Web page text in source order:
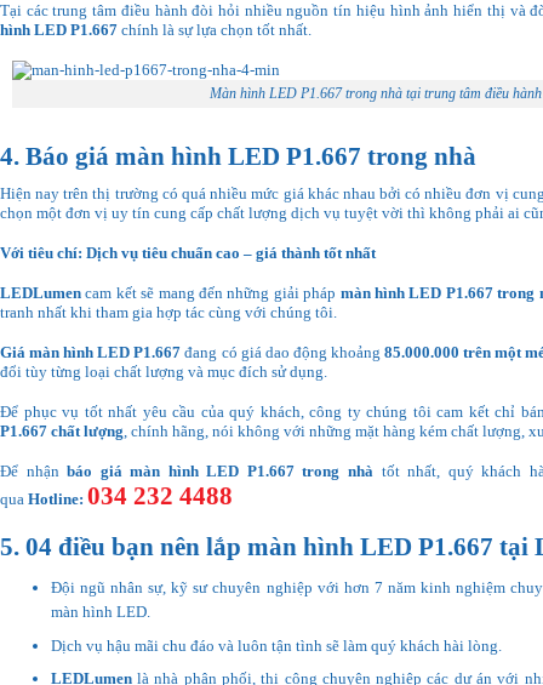
Tại các trung tâm điều hành đòi hỏi nhiều nguồn tín hiệu hình ảnh hiển thị và
hình LED P1.667 chính là sự lựa chọn tốt nhất.
Màn hình LED P1.667 trong nhà tại trung tâm điều hành
4. Báo giá màn hình LED P1.667 trong nhà
Hiện nay trên thị trường có quá nhiều mức giá khác nhau bởi có nhiều đơn vị
chọn một đơn vị uy tín cung cấp chất lượng dịch vụ tuyệt vời thì không phải ai
Với tiêu chí: Dịch vụ tiêu chuẩn cao – giá thành tốt nhất
LEDLumen cam kết sẽ mang đến những giải pháp màn hình LED P1.667 trong
tranh nhất khi tham gia hợp tác cùng với chúng tôi.
Giá màn hình LED P1.667đang có giá dao động khoảng85.000.000 trên một
đổi tùy từng loại chất lượng và mục đích sử dụng.
Để phục vụ tốt nhất yêu cầu của quý khách, công ty chúng tôi cam kết chỉ
P1.667 chất lượng , chính hãng, nói không với những mặt hàng kém chất lượng,
Để nhậnbáo giá màn hình LED P1.667 trong nhà tốt nhất, quý khách
qua Hotline: 034 232 4488
5. 04 điều bạn nên lắp màn hình LED P1.667 tại
Đội ngũ nhân sự, kỹ sư chuyên nghiệp với hơn 7 năm kinh nghiệm
màn hình LED.
Dịch vụ hậu mãi chu đáo và luôn tận tình sẽ làm quý khách hài lòng.
LEDLumenlà nhà phân phối, thi công chuyên nghiệp các dự án với